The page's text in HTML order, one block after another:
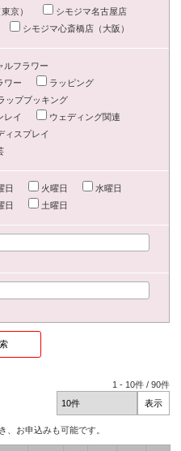
京）
シモジマ名古屋店
シモジマ心斎橋店（大阪）
ルフラワー
ワー
ラッピング
ップブッキング
レイ
ウェディング関連
ィスプレイ
日 火曜日
水曜日
日 土曜日
1 - 10件 /90件
、お申込みも可能です。